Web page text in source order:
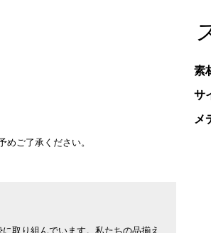
ご了承ください。
素
サ
メ